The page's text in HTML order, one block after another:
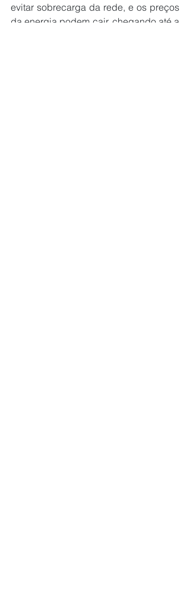
evitar sobrecarga da rede, e os preços
da energia podem cair, chegando até a